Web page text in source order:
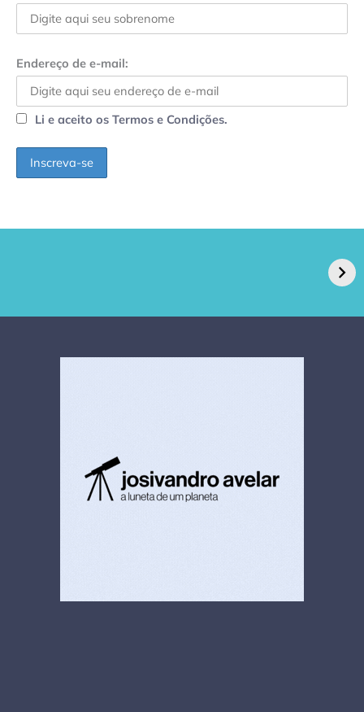
Endereço de e-mail:
Li e aceito os Termos e Condições.
caso de superfungo